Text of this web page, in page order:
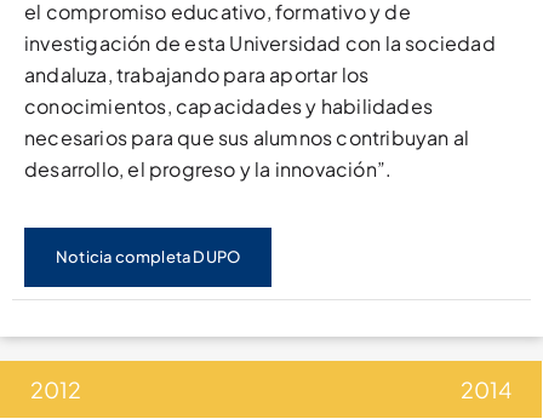
el compromiso educativo, formativo y de
investigación de esta Universidad con la sociedad
andaluza, trabajando para aportar los
conocimientos, capacidades y habilidades
necesarios para que sus alumnos contribuyan al
desarrollo, el progreso y la innovación”.
Noticia completa DUPO
2012 2014